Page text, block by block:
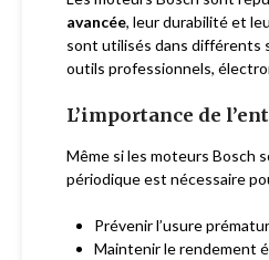
avancée, leur durabilité et
sont utilisés dans différents
outils professionnels,
L’importance de
Même si les moteurs Bosch
périodique est nécessaire
Prévenir l’usure
Maintenir le rendement